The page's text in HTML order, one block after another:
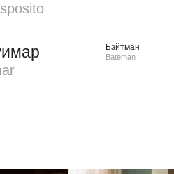
Бэйтман
Bateman